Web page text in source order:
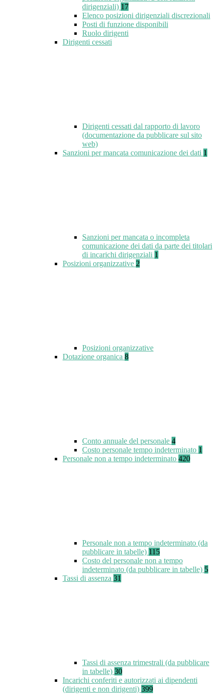
dirigenziali) 17
Elenco posizioni dirigenziali discrezionali
Posti di funzione disponibili
Ruolo dirigenti
Dirigenti cessati
Dirigenti cessati dal rapporto di lavoro
(documentazione da pubblicare sul sito
web)
Sanzioni per mancata comunicazione dei dati 1
Sanzioni per mancata o incompleta
comunicazione dei dati da parte dei titolari
di incarichi dirigenziali 1
Posizioni organizzative 2
Posizioni organizzative
Dotazione organica 8
Conto annuale del personale 4
Costo personale tempo indeterminato 1
Personale non a tempo indeterminato 420
Personale non a tempo indeterminato (da
pubblicare in tabelle) 115
Costo del personale non a tempo
indeterminato (da pubblicare in tabelle) 5
Tassi di assenza 31
Tassi di assenza trimestrali (da pubblicare
in tabelle) 30
Incarichi conferiti e autorizzati ai dipendenti
(dirigenti e non dirigenti) 399